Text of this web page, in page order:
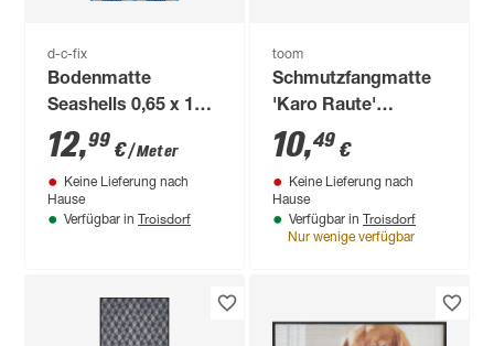
d-c-fix
Bodenmatte
Seashells 0,65 x 15
m
12,99 €/ Meter
Keine Lieferung nach
Hause
Verfügbar in Troisdorf
toom
Schmutzfangmatte
'Karo Raute'
anthrazit 39 x 58 cm
10,49 €
Keine Lieferung nach
Hause
Verfügbar in Troisdorf
Nur wenige verfügbar